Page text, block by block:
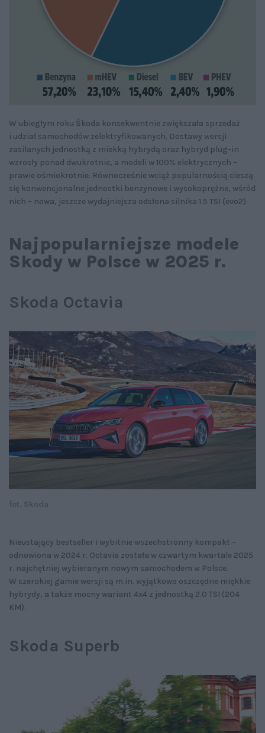
W ubiegłym roku Škoda konsekwentnie zwiększała sprzedaż
i udział samochodów zelektryfikowanych. Dostawy wersji
zasilanych jednostką z miekką hybrydą oraz hybryd plug-in
wzrosły ponad dwukrotnie, a modeli w 100% elektrycznych –
prawie ośmiokrotnie. Równocześnie wciąż popularnością cieszą
się konwencjonalne jednostki benzynowe i wysokoprężne, wśród
nich – nowa, jeszcze wydajniejsza odsłona silnika 1.5 TSI (evo2).
Najpopularniejsze modele
Skody w Polsce w 2025 r.
Skoda Octavia
Nieustający bestseller i wybitnie wszechstronny kompakt –
odnowiona w 2024 r. Octavia została w czwartym kwartale 2025
r. najchętniej wybieranym nowym samochodem w Polsce.
W szerokiej gamie wersji są m.in. wyjątkowo oszczędne miękkie
hybrydy, a także mocny wariant 4x4 z jednostką 2.0 TSI (204
KM).
Skoda Superb